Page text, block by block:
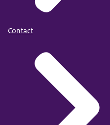
Contact